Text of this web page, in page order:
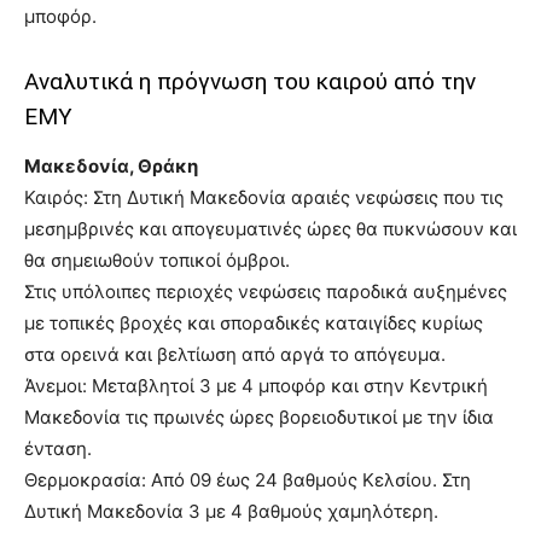
μποφόρ.
Αναλυτικά η πρόγνωση του καιρού από την
ΕΜΥ
Μακεδονία, Θράκη
Καιρός: Στη Δυτική Μακεδονία αραιές νεφώσεις που τις
μεσημβρινές και απογευματινές ώρες θα πυκνώσουν και
θα σημειωθούν τοπικοί όμβροι.
Στις υπόλοιπες περιοχές νεφώσεις παροδικά αυξημένες
με τοπικές βροχές και σποραδικές καταιγίδες κυρίως
στα ορεινά και βελτίωση από αργά το απόγευμα.
Άνεμοι: Μεταβλητοί 3 με 4 μποφόρ και στην Κεντρική
Μακεδονία τις πρωινές ώρες βορειοδυτικοί με την ίδια
ένταση.
Θερμοκρασία: Από 09 έως 24 βαθμούς Κελσίου. Στη
Δυτική Μακεδονία 3 με 4 βαθμούς χαμηλότερη.